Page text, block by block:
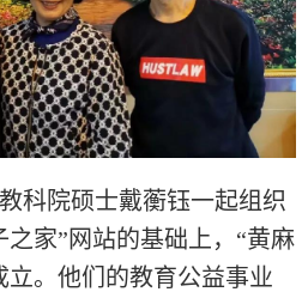
科院硕士戴蘅钰一起组织
家”网站的基础上，“黄麻
立。他们的教育公益事业